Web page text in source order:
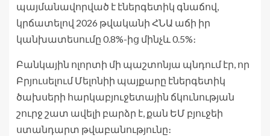
պայմանավորված է էներգետիկ գնաճով,
կրճատելով 2026 թվականի ՀՆԱ աճի իր
կանխատեսումը 0.8%-ից մինչև 0.5%։
Բանկային ոլորտի մի պաշտոնյա պնդում էր, որ
Բրյուսելում Մելոնիի պայքարը էներգետիկ
ծախսերի հարկաբյուջետային ճկունության
շուրջ շատ ավելի բարձր է, քան ԵՄ բյուջեի
ստանդարտ թվաբանությունը։